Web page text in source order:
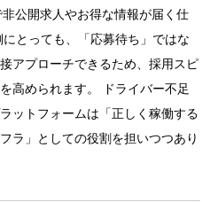
公開求人やお得な情報が届く仕
とっても、「応募待ち」ではな
アプローチできるため、採用スピ
高められます。 ドライバー不足
ットフォームは「正しく稼働する
ラ」としての役割を担いつつあり